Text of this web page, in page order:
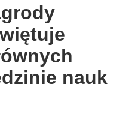
nauk